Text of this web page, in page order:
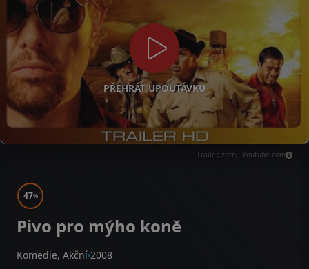
PŘEHRÁT UPOUTÁVKU
Trailer, zdroj: Youtube.com
47%
Pivo pro mýho koně
Komedie, Akční 2008